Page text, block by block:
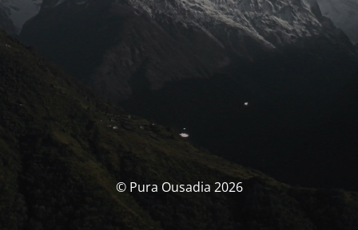
© Pura Ousadia 2026